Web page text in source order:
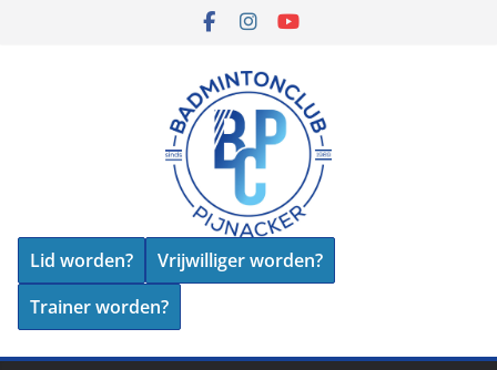
Lid worden?
Vrijwilliger worden?
Trainer worden?